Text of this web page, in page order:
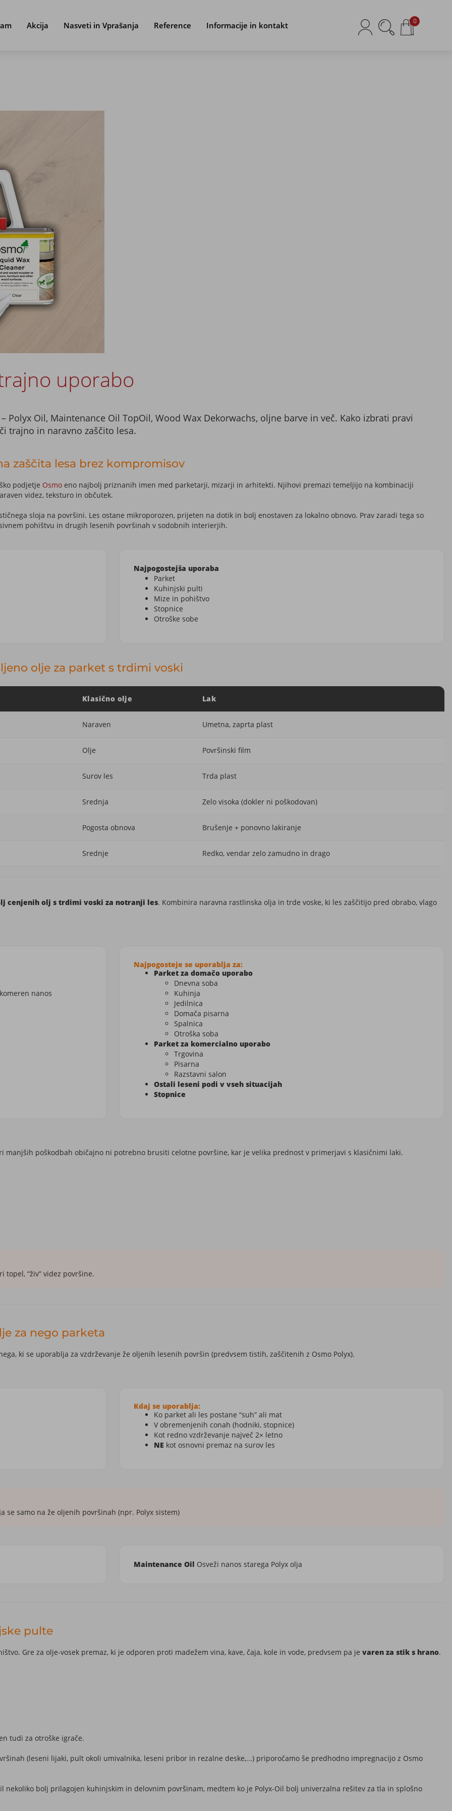
Akcija Nasveti in Vprašanja Reference Informacije in kontakt 0
uporabo
Polyx Oil, Maintenance Oil TopOil, Wood Wax Dekorwachs, oljne barve in več. Kako izbrati pravi
trajno in naravno zaščito lesa.
zaščita lesa brez kompromisov
podjetje Osmo eno najbolj priznanih imen med parketarji, mizarji in arhitekti. Njihovi premazi temeljijo na kombinaciji
videz, teksturo in občutek.
sloja na površini. Les ostane mikroporozen, prijeten na dotik in bolj enostaven za lokalno obnovo. Prav zaradi tega so
pohištvu in drugih lesenih površinah v sodobnih interierjih.
Najpogostejša uporaba
Parket
Kuhinjski pulti
Mize in pohištvo
Stopnice
Otroške sobe
olje za parket s trdimi voski
Klasično olje Lak
Naraven Umetna, zaprta plast
Olje Površinski film
Surov les Trda plast
Srednja Zelo visoka (dokler ni poškodovan)
Pogosta obnova Brušenje + ponovno lakiranje
Srednje Redko, vendar zelo zamudno in drago
cenjenih olj s trdimi voski za notranji les. Kombinira naravna rastlinska olja in trde voske, ki les zaščitijo pred obrabo, vlago
nanos
Najpogosteje se uporablja za:
Parket za domačo uporabo
Dnevna soba
Kuhinja
Jedilnica
Domača pisarna
Spalnica
Otroška soba
Parket za komercialno uporabo
Trgovina
Pisarna
Razstavni salon
Ostali leseni podi v vseh situacijah
Stopnice
manjših poškodbah običajno ni potrebno brusiti celotne površine, kar je velika prednost v primerjavi s klasičnimi laki.
topel, “živ” videz površine.
za nego parketa
ki se uporablja za vzdrževanje že oljenih lesenih površin (predvsem tistih, zaščitenih z Osmo Polyx).
Kdaj se uporablja:
Ko parket ali les postane “suh” ali mat
V obremenjenih conah (hodniki, stopnice)
Kot redno vzdrževanje največ 2× letno
NE kot osnovni premaz na surov les
se samo na že oljenih površinah (npr. Polyx sistem)
Maintenance Oil Osveži nanos starega Polyx olja
pulte
Gre za olje-vosek premaz, ki je odporen proti madežem vina, kave, čaja, kole in vode, predvsem pa je varen za stik s hrano.
tudi za otroške igrače.
(leseni lijaki, pult okoli umivalnika, leseni pribor in rezalne deske,...) priporočamo še predhodno impregnacijo z Osmo
nekoliko bolj prilagojen kuhinjskim in delovnim površinam, medtem ko je Polyx-Oil bolj univerzalna rešitev za tla in splošno